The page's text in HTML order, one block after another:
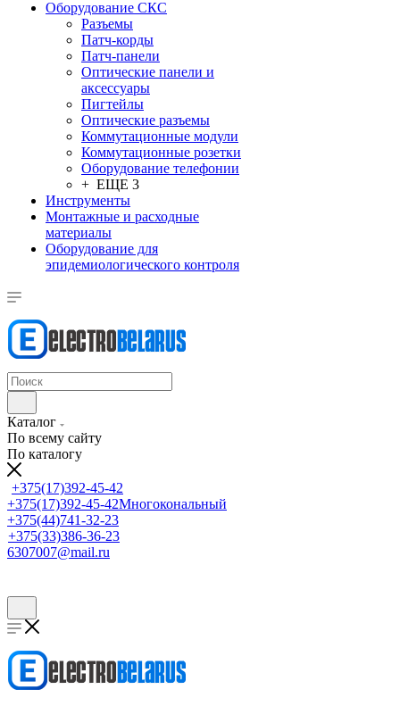
Оборудование СКС
Разъемы
Патч-корды
Патч-панели
Оптические панели и
аксессуары
Пигтейлы
Оптические разъемы
Коммутационные модули
Коммутационные розетки
Оборудование телефонии
+ ЕЩЕ 3
Инструменты
Монтажные и расходные
материалы
Оборудование для
эпидемиологического контроля
Каталог
По всему сайту
По каталогу
+375(17)392-45-42
+375(17)392-45-42Многокональный
+375(44)741-32-23
+375(33)386-36-23
6307007@mail.ru